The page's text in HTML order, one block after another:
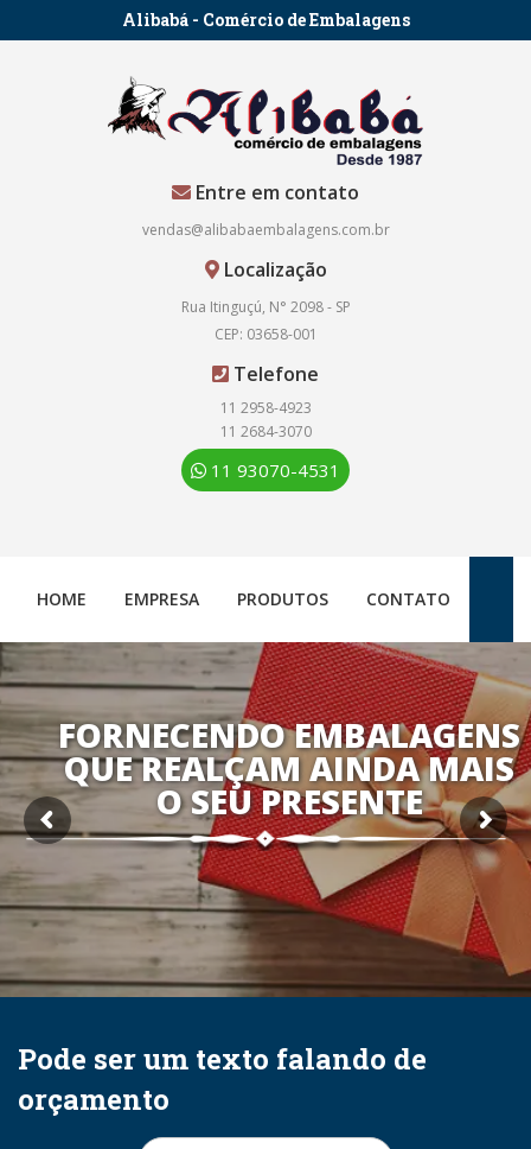
Alibabá - Comércio de Embalagens
Entre em contato
vendas@alibabaembalagens.com.br
Localização
Rua Itinguçú, N° 2098 - SP
CEP: 03658-001
Telefone
11 2958-4923
11 2684-3070
11 93070-4531
HOME EMPRESA PRODUTOS CONTATO
FORNECENDO EMBALAGENS
QUE REALÇAM AINDA MAIS
O SEU PRESENTE
Pode ser um texto falando de
orçamento